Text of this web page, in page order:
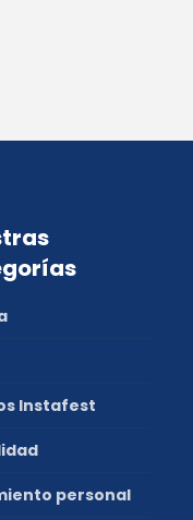
Instafest
personal